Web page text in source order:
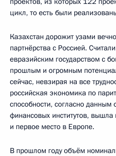
цикл, то есть были
Казахстан дорожит узами
партнёрства с Россией.
евразийским государством с
прошлым и огромным
сейчас, невзирая на все
российская экономика по
способности, согласно
финансовых институтов,
и первое место в Европе.
В прошлом году объём